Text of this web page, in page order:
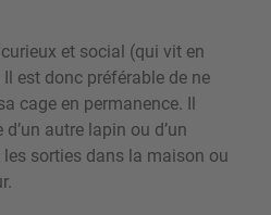
et social (qui vit en
est donc préférable de ne
cage en permanence. Il
autre lapin ou d’un
sorties dans la maison ou